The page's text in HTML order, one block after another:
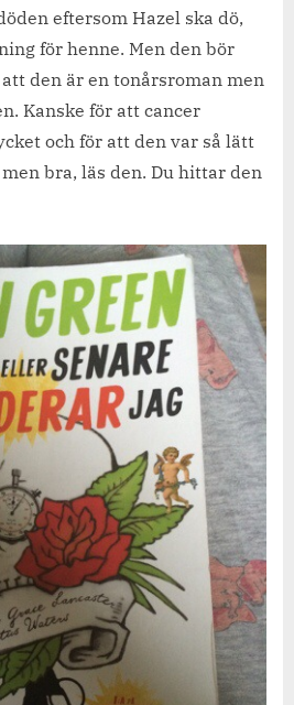
eftersom Hazel ska dö,
för henne. Men den bör
den är en tonårsroman men
Kanske för att cancer
och för att den var så lätt
bra, läs den. Du hittar den